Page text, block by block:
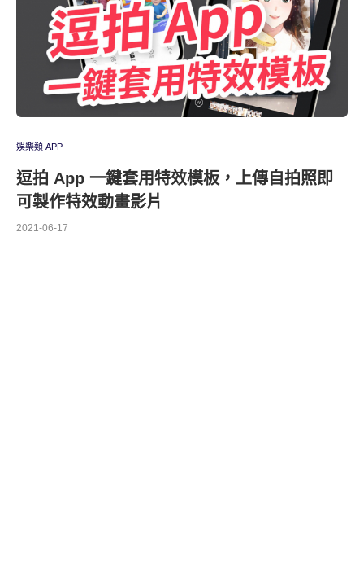
娛樂類 APP
逗拍 App 一鍵套用特效模板，上傳自拍照即
可製作特效動畫影片
2021-06-17